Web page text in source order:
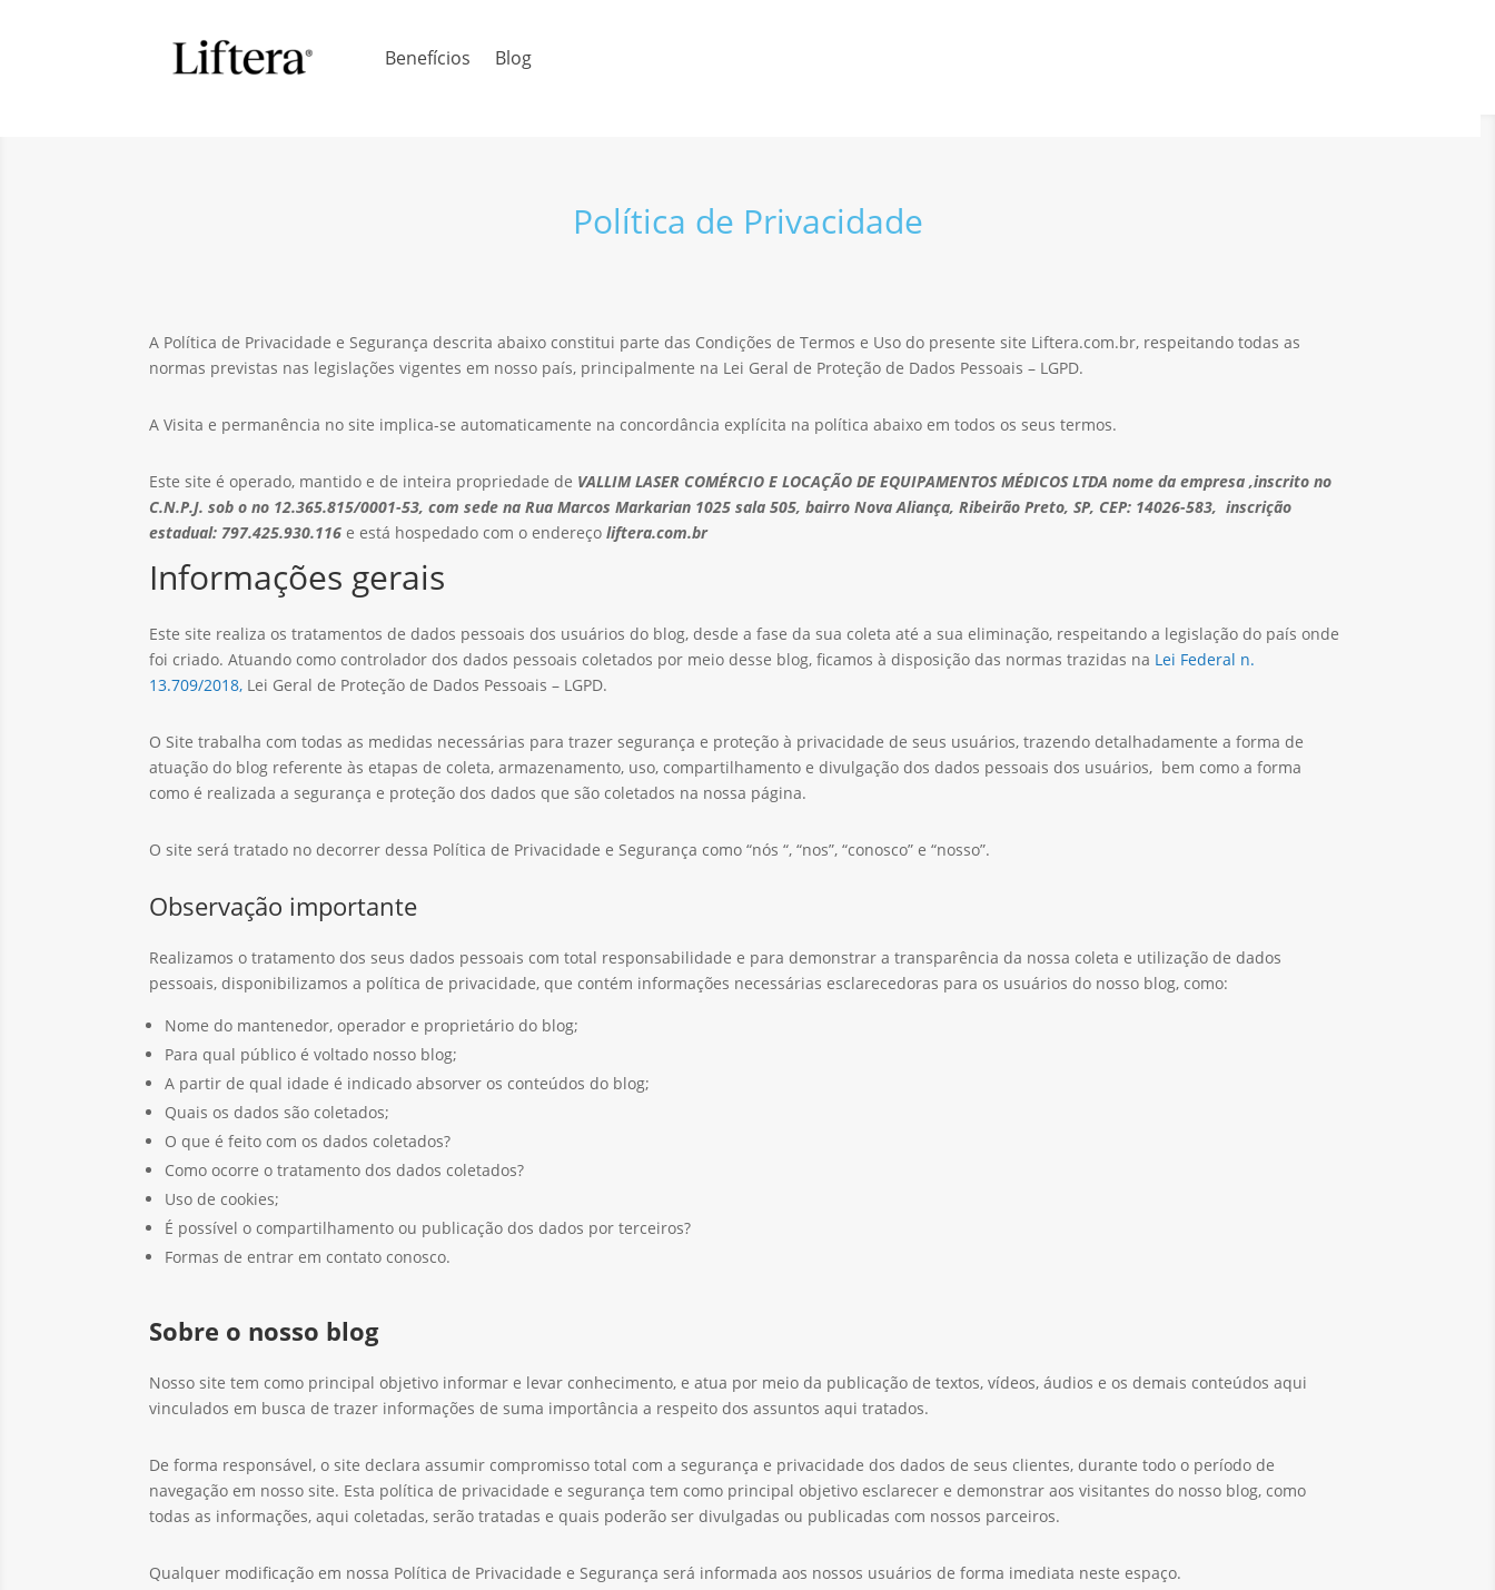
Benefícios Blog
Política de Privacidade
A Política de Privacidade e Segurança descrita abaixo constitui parte das Condições de Termos e Uso do presente site Liftera.com.br, respeitando todas as
normas previstas nas legislações vigentes em nosso país, principalmente na Lei Geral de Proteção de Dados Pessoais – LGPD.
A Visita e permanência no site implica-se automaticamente na concordância explícita na política abaixo em todos os seus termos.
Este site é operado, mantido e de inteira propriedade de VALLIM LASER COMÉRCIO E LOCAÇÃO DE EQUIPAMENTOS MÉDICOS LTDA nome da empresa ,inscrito no
C.N.P.J. sob o no 12.365.815/0001-53, com sede na Rua Marcos Markarian 1025 sala 505, bairro Nova Aliança, Ribeirão Preto, SP, CEP: 14026-583, inscrição
estadual: 797.425.930.116 e está hospedado com o endereçoliftera.com.br
Informações gerais
Este site realiza os tratamentos de dados pessoais dos usuários do blog, desde a fase da sua coleta até a sua eliminação, respeitando a legislação do país onde
foi criado. Atuando como controlador dos dados pessoais coletados por meio desse blog, ficamos à disposição das normas trazidas na Lei Federal n.
13.709/2018, Lei Geral de Proteção de Dados Pessoais – LGPD.
O Site trabalha com todas as medidas necessárias para trazer segurança e proteção à privacidade de seus usuários, trazendo detalhadamente a forma de
atuação do blog referente às etapas de coleta, armazenamento, uso, compartilhamento e divulgação dos dados pessoais dos usuários, bem como a forma
como é realizada a segurança e proteção dos dados que são coletados na nossa página.
O site será tratado no decorrer dessa Política de Privacidade e Segurança como “nós “, “nos”, “conosco” e “nosso”.
Observação importante
Realizamos o tratamento dos seus dados pessoais com total responsabilidade e para demonstrar a transparência da nossa coleta e utilização de dados
pessoais, disponibilizamos a política de privacidade, que contém informações necessárias esclarecedoras para os usuários do nosso blog, como:
Nome do mantenedor, operador e proprietário do blog;
Para qual público é voltado nosso blog;
A partir de qual idade é indicado absorver os conteúdos do blog;
Quais os dados são coletados;
O que é feito com os dados coletados?
Como ocorre o tratamento dos dados coletados?
Uso de cookies;
É possível o compartilhamento ou publicação dos dados por terceiros?
Formas de entrar em contato conosco.
Sobre o nosso blog
Nosso site tem como principal objetivo informar e levar conhecimento, e atua por meio da publicação de textos, vídeos, áudios e os demais conteúdos aqui
vinculados em busca de trazer informações de suma importância a respeito dos assuntos aqui tratados.
De forma responsável, o site declara assumir compromisso total com a segurança e privacidade dos dados de seus clientes, durante todo o período de
navegação em nosso site. Esta política de privacidade e segurança tem como principal objetivo esclarecer e demonstrar aos visitantes do nosso blog, como
todas as informações, aqui coletadas, serão tratadas e quais poderão ser divulgadas ou publicadas com nossos parceiros.
Qualquer modificação em nossa Política de Privacidade e Segurança será informada aos nossos usuários de forma imediata neste espaço.